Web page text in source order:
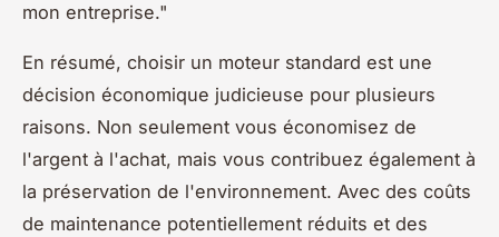
mon entreprise."
En résumé, choisir un moteur standard est une
décision économique judicieuse pour plusieurs
raisons. Non seulement vous économisez de
l'argent à l'achat, mais vous contribuez également à
la préservation de l'environnement. Avec des coûts
de maintenance potentiellement réduits et des